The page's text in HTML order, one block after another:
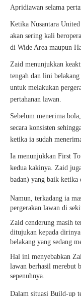
Apridiawan selama
Ketika Nusantara
akan sering kali
di Wide Area maupun
Zaid menunjukkan
tengah dan lini
untuk melakukan
pertahanan lawan.
Sebelum menerima
secara konsisten
ketika ia sudah
Ia menunjukkan First
kedua kakinya. Zaid
badan) yang baik ketika
Namun, terkadang ia
pergerakan lawan di
Zaid cenderung masih
ditujukan kepada
belakang yang sedang
Hal ini menyebabkan
lawan berhasil merebut
sepenuhnya.
Dalam situasi Build-up